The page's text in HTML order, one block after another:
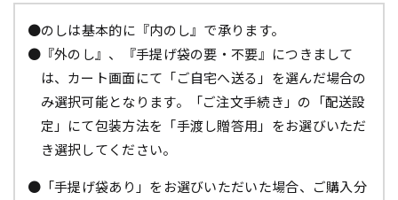
●のしは基本的に『内のし』で承ります。
●『外のし』、『手提げ袋の要・不要』につきまして
は、カート画面にて「ご自宅へ送る」を選んだ場合の
み選択可能となります。「ご注文手続き」の「配送設
定」にて包装方法を「手渡し贈答用」をお選びいただ
き選択してください。
●「手提げ袋あり」をお選びいただいた場合、ご購入分